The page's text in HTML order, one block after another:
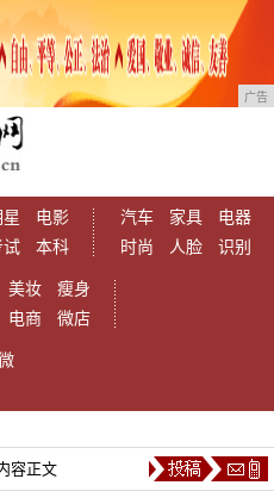
广告
星
电影
试 本科
汽车 家具
电器
时尚
人脸 识别
美妆
瘦身
电商 微店
容正文